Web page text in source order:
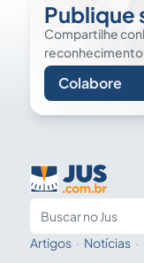
Publique
Compartilhe
Colabore
Artigos · Notícias ·